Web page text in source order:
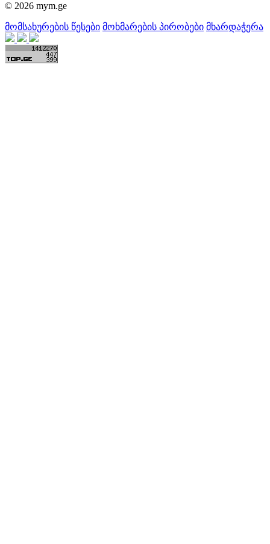
© 2026 mym.ge
მომსახურების წესები მოხმარების პირობები მხარდაჭერა